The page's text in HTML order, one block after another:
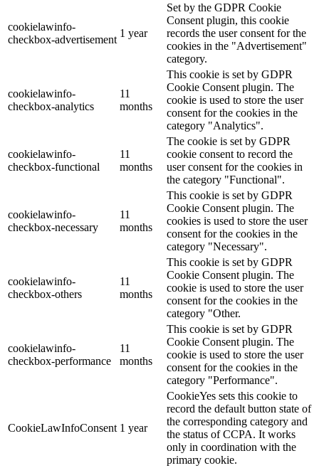
cookielawinfo-
checkbox-advertisement
1 year
Set by the GDPR Cookie
Consent plugin, this cookie
records the user consent for the
cookies in the "Advertisement"
category.
cookielawinfo-
checkbox-analytics
11
months
This cookie is set by GDPR
Cookie Consent plugin. The
cookie is used to store the user
consent for the cookies in the
category "Analytics".
cookielawinfo-
checkbox-functional
11
months
The cookie is set by GDPR
cookie consent to record the
user consent for the cookies in
the category "Functional".
cookielawinfo-
checkbox-necessary
11
months
This cookie is set by GDPR
Cookie Consent plugin. The
cookies is used to store the user
consent for the cookies in the
category "Necessary".
cookielawinfo-
checkbox-others
11
months
This cookie is set by GDPR
Cookie Consent plugin. The
cookie is used to store the user
consent for the cookies in the
category "Other.
cookielawinfo-
checkbox-performance
11
months
This cookie is set by GDPR
Cookie Consent plugin. The
cookie is used to store the user
consent for the cookies in the
category "Performance".
CookieLawInfoConsent 1 year
CookieYes sets this cookie to
record the default button state of
the corresponding category and
the status of CCPA. It works
only in coordination with the
primary cookie.